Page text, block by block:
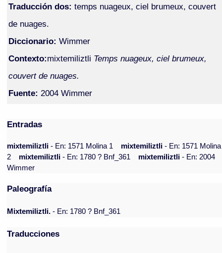
Traducción dos: temps nuageux, ciel brumeux, couvert
de nuages.
Diccionario: Wimmer
Contexto:mixtemiliztli Temps nuageux, ciel brumeux,
couvert de nuages.
Fuente: 2004 Wimmer
Entradas
mixtemiliztli- En: 1571 Molina 1 mixtemiliztli- En: 1571 Molina
2
mixtemiliztli- En: 1780 ? Bnf_361 mixtemiliztli- En: 2004
Wimmer
Paleografía
Mixtemiliztli. - En: 1780 ? Bnf_361
Traducciones